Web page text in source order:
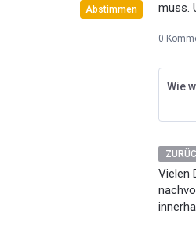
muss.
Abstimmen
0
Wie
Vielen